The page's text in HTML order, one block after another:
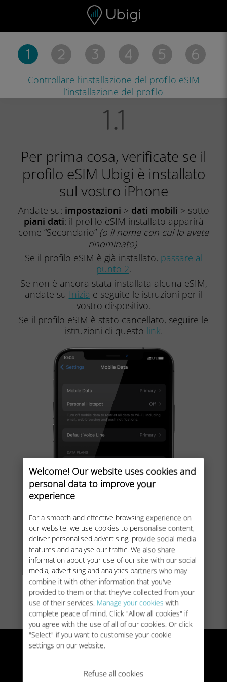
Welcome! Our website uses cookies and
personal data to improve your
experience
For a smooth and effective browsing experience on
our website, we use cookies to personalise content,
deliver personalised advertising, provide social media
features and analyse our traffic. We also share
information about your use of our site with our social
media, advertising and analytics partners who may
combine it with other information that you've
provided to them or that they've collected from your
use of their services. Manage your cookies with
complete peace of mind. Click "Allow all cookies" if
you agree with the use of all of our cookies. Or click
"Select" if you want to customise your cookie
settings on our website.
Refuse all cookies
Barra di navigazione
Controllare l’installazione del profilo eSIM
l’installazione del profilo
Per prima cosa, verificate se il
profilo eSIM Ubigi è installato
sul vostro iPhone
Andate su: impostazioni > dati mobili > sotto
piani dati: il profilo eSIM installato apparirà
come “Secondario” (o il nome con cui lo avete
rinominato).
Se il profilo eSIM è già installato, passare al
punto 2.
Se non è ancora stata installata alcuna eSIM,
andate su Inizia e seguite le istruzioni per il
vostro dispositivo.
Se il profilo eSIM è stato cancellato, seguire le
istruzioni di questo link.